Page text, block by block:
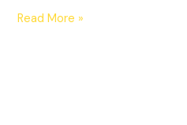
Sinal
Read More »